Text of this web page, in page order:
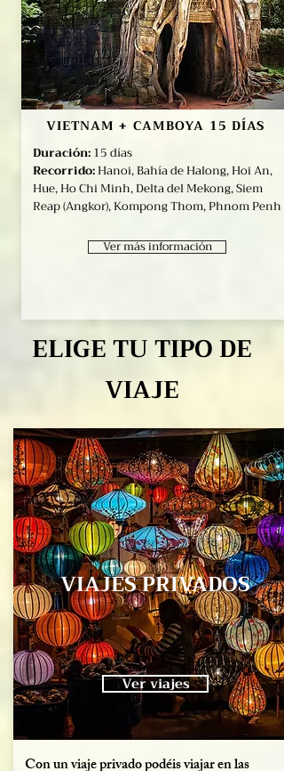
VIETNAM + CAMBOYA 15 DÍAS
Duración:15 días
Recorrido:Hanoi, Bahía de Halong, Hoi An,
Hue, Ho Chi Minh, Delta del Mekong, Siem
Reap (Angkor), Kompong Thom, Phnom Penh
Ver más información
ELIGE TU TIPO DE
VIAJE
Ver viajes
VIAJES PRIVADOS